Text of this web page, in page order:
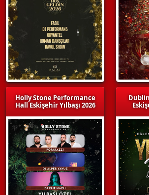
Holly Stone Performance
Hall Eskişehir Yılbaşı 2026